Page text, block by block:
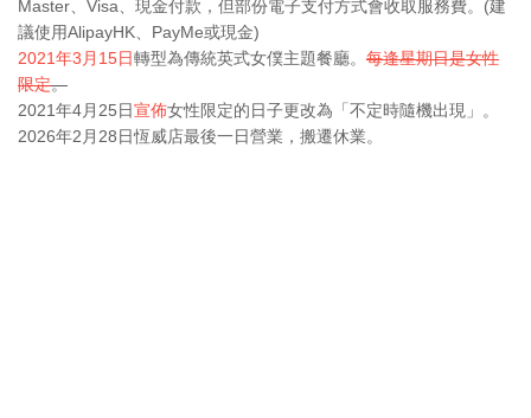
Master、Visa、現金付款，但部份電子支付方式會收取服務費。(建
議使用AlipayHK、PayMe或現金)
2021年3月15日轉型為傳統英式女僕主題餐廳。 每逢星期日是女性
限定。
2021年4月25日宣佈女性限定的日子更改為「不定時隨機出現」。
2026年2月28日恆威店最後一日營業，搬遷休業。